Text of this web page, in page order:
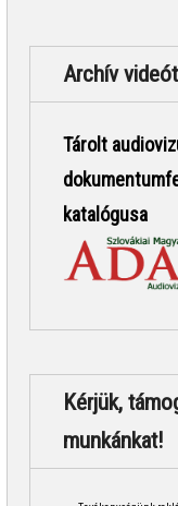
Archív
Tárolt
katalógusa
Kérjük,
munkánkat!